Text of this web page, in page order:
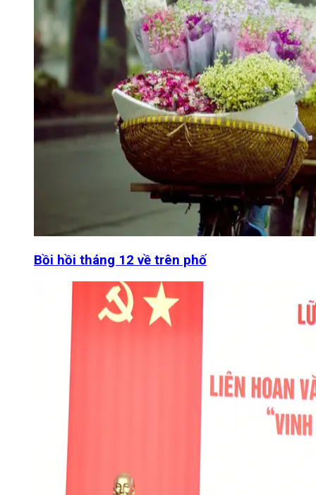
Bồi hồi tháng 12 về trên phố